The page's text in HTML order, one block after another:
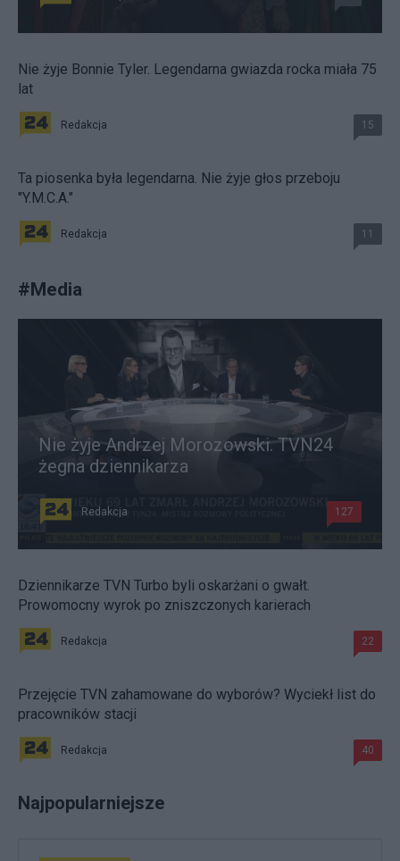
Nie żyje Bonnie Tyler. Legendarna gwiazda rocka miała 75
lat
Redakcja 15
Ta piosenka była legendarna. Nie żyje głos przeboju
"Y.M.C.A."
Redakcja 11
#Media
Nie żyje Andrzej Morozowski. TVN24
żegna dziennikarza
Redakcja 127
Dziennikarze TVN Turbo byli oskarżani o gwałt.
Prowomocny wyrok po zniszczonych karierach
Redakcja 22
Przejęcie TVN zahamowane do wyborów? Wyciekł list do
pracowników stacji
Redakcja 40
Najpopularniejsze